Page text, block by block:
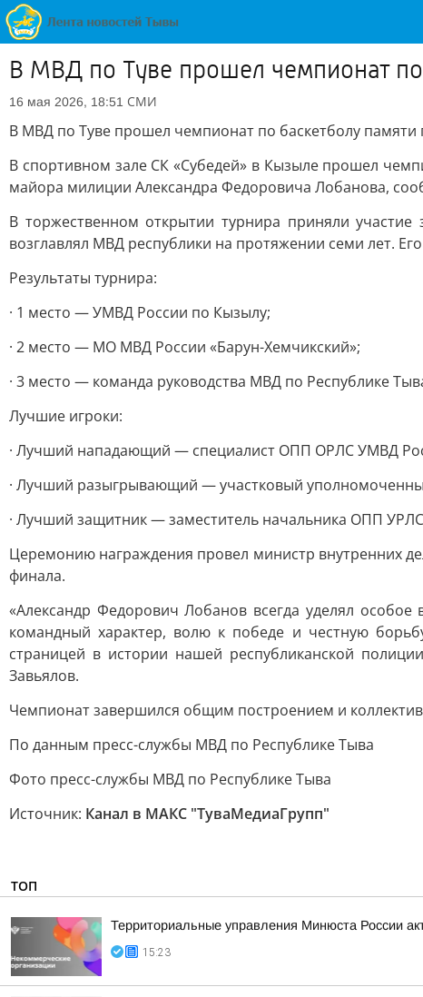
В МВД по Туве прошел чемпионат
16 мая 2026, 18:51 СМИ
В МВД по Туве прошел чемпионат по баскетболу памяти
В спортивном зале СК «Субедей» в Кызыле прошел
майора милиции Александра Федоровича Лобанова,
В торжественном открытии турнира приняли
возглавлял МВД республики на протяжении семи лет.
Результаты турнира:
· 1 место — УМВД России по Кызылу;
· 2 место — МО МВД России «Барун-Хемчикский»;
· 3 место — команда руководства МВД по Республике
Лучшие игроки:
· Лучший нападающий — специалист ОПП ОРЛС УМВД
· Лучший разыгрывающий — участковый
· Лучший защитник — заместитель начальника ОПП
Церемонию награждения провел министр внутренних
финала.
«Александр Федорович Лобанов всегда уделял
командный характер, волю к победе и честную
страницей в истории нашей республиканской
Завьялов.
Чемпионат завершился общим построением и
По данным пресс-службы МВД по Республике Тыва
Фото пресс-службы МВД по Республике Тыва
Источник: Канал в МАКС "ТуваМедиаГрупп"
ТОП
Территориальные управления Минюста России
15:23